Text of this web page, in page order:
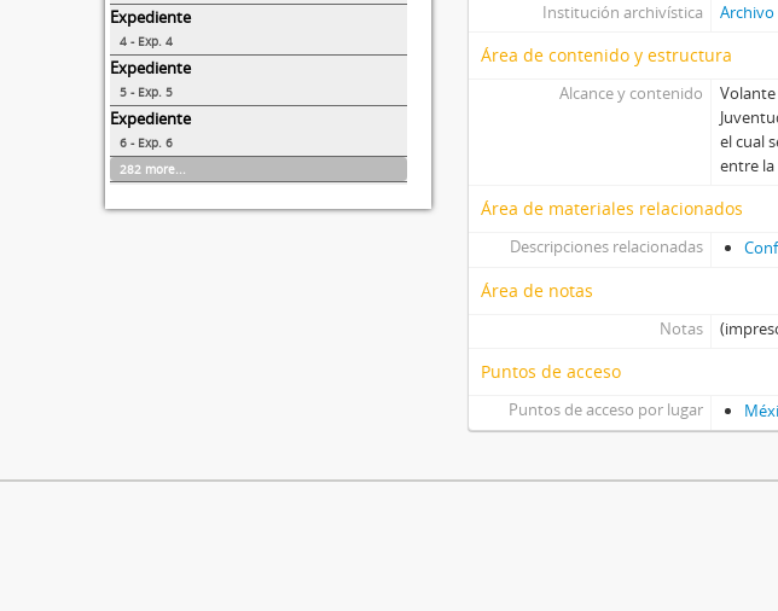
Expediente
4 - Exp. 4
Expediente
5 - Exp. 5
Expediente
6 - Exp. 6
282 more...
Institución archivística
Área de contenido y estructura
Alcance y contenido
el cual
entre la
Área de materiales relacionados
Descripciones relacionadas
Área de notas
Notas
Puntos de acceso
Puntos de acceso por lugar